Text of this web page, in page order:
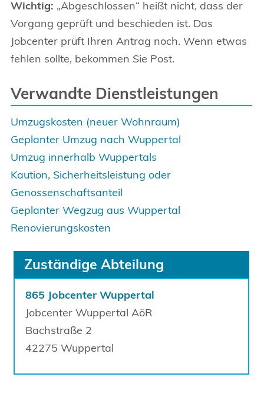
Wichtig: „Abgeschlossen“ heißt nicht, dass der
Vorgang geprüft und beschieden ist. Das
Jobcenter prüft Ihren Antrag noch. Wenn etwas
fehlen sollte, bekommen Sie Post.
Verwandte Dienstleistungen
Umzugskosten (neuer Wohnraum)
Geplanter Umzug nach Wuppertal
Umzug innerhalb Wuppertals
Kaution, Sicherheitsleistung oder
Genossenschaftsanteil
Geplanter Wegzug aus Wuppertal
Renovierungskosten
Zuständige Abteilung
865 Jobcenter Wuppertal
Jobcenter Wuppertal AöR
Bachstraße 2
42275 Wuppertal